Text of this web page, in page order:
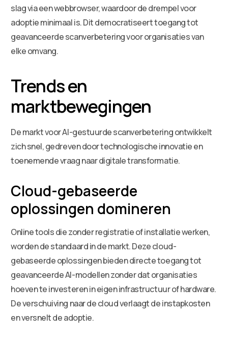
slag via een webbrowser, waardoor de drempel voor
adoptie minimaal is. Dit democratiseert toegang tot
geavanceerde scanverbetering voor organisaties van
elke omvang.
Trends en
marktbewegingen
De markt voor AI-gestuurde scanverbetering ontwikkelt
zich snel, gedreven door technologische innovatie en
toenemende vraag naar digitale transformatie.
Cloud-gebaseerde
oplossingen domineren
Online tools die zonder registratie of installatie werken,
worden de standaard in de markt. Deze cloud-
gebaseerde oplossingen bieden directe toegang tot
geavanceerde AI-modellen zonder dat organisaties
hoeven te investeren in eigen infrastructuur of hardware.
De verschuiving naar de cloud verlaagt de instapkosten
en versnelt de adoptie.